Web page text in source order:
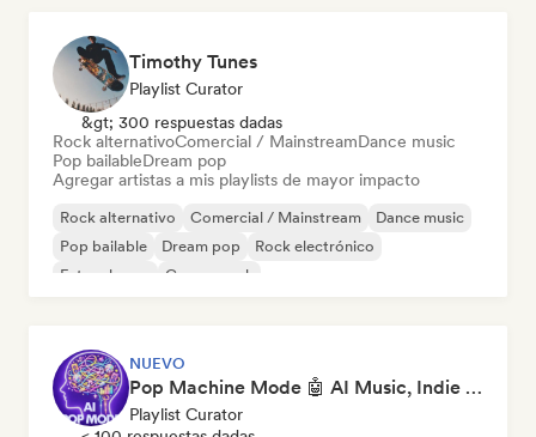
Timothy Tunes
Playlist Curator
&gt; 300 respuestas dadas
Rock alternativoComercial / MainstreamDance music
Pop bailableDream pop
Agregar artistas a mis playlists de mayor impacto
Rock alternativo Comercial / Mainstream
Dance music
Pop bailable
Dream pop
Rock electrónico
Future house
Garage rock
NUEVO
Pop Machine Mode 🤖 AI Music, Indie Pop & Dream Pop
Playlist Curator